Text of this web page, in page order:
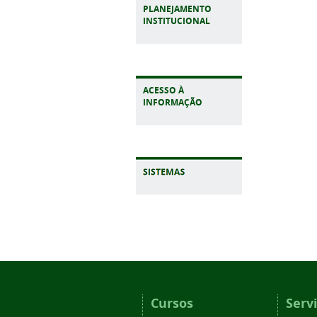
PLANEJAMENTO
INSTITUCIONAL
ACESSO À
INFORMAÇÃO
Cursos